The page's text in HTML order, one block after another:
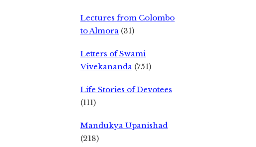
Lectures from Colombo
to Almora (31)
Letters of Swami
Vivekananda (751)
Life Stories of Devotees
(111)
Mandukya Upanishad
(218)